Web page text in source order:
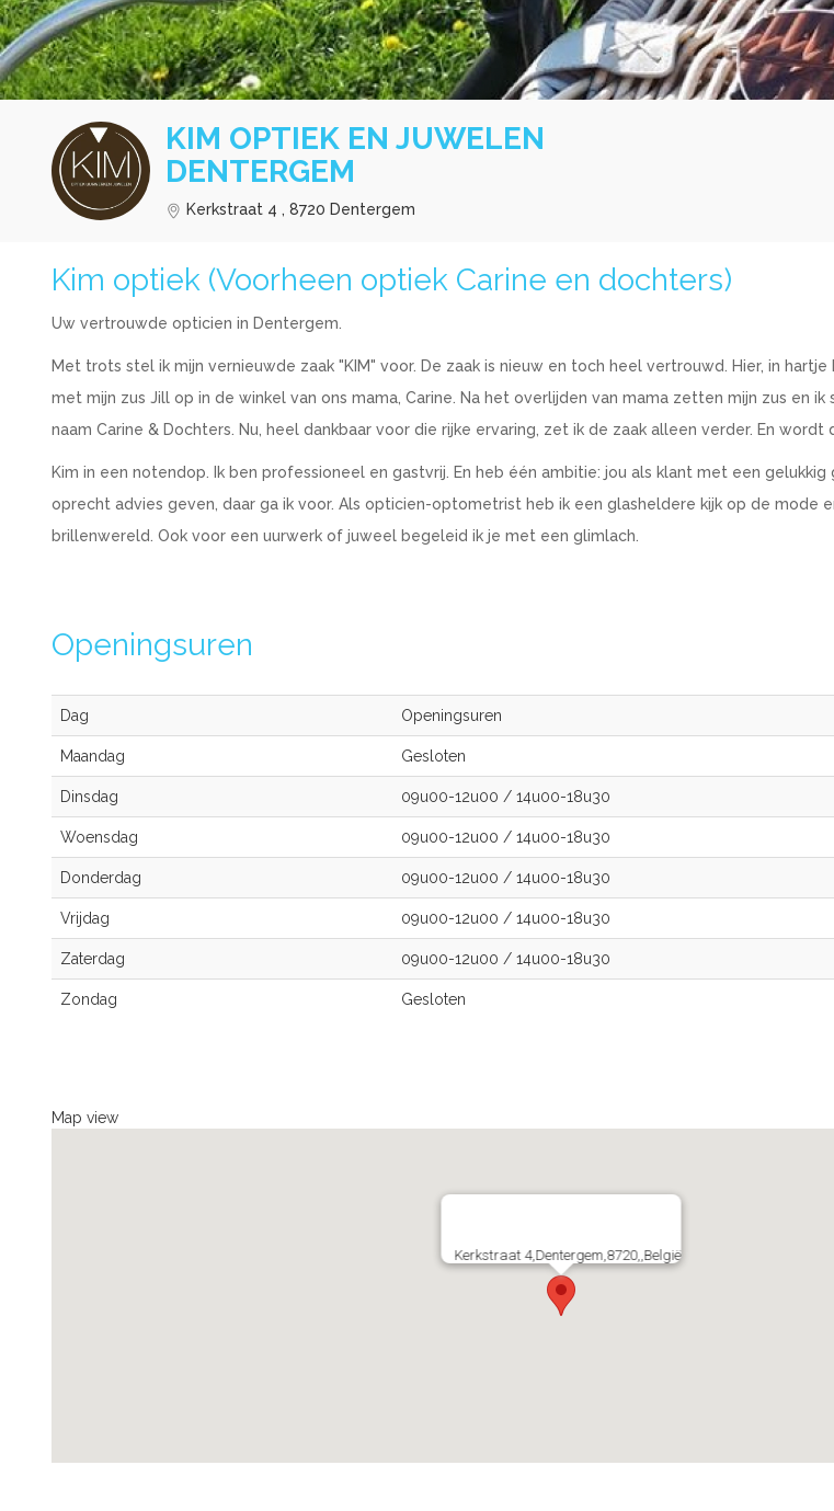
KIM OPTIEK EN JUWELEN
DENTERGEM
Kerkstraat 4 , 8720 Dentergem
Kim optiek (Voorheen optiek Carine en dochters)
Uw vertrouwde opticien in Dentergem.
Met trots stel ik mijn vernieuwde zaak "KIM" voor. De zaak is nieuw en toch heel vertrouwd. Hier, in
met mijn zus Jill op in de winkel van ons mama, Carine. Na het overlijden van mama zetten mijn zus en
naam Carine & Dochters. Nu, heel dankbaar voor die rijke ervaring, zet ik de zaak alleen verder. En wordt
Kim in een notendop. Ik ben professioneel en gastvrij. En heb één ambitie: jou als klant met een gelukkig
oprecht advies geven, daar ga ik voor. Als opticien-optometrist heb ik een glasheldere kijk op de mode
brillenwereld. Ook voor een uurwerk of juweel begeleid ik je met een glimlach.
Openingsuren
Dag Openingsuren
Maandag Gesloten
Dinsdag 09u00-12u00 / 14u00-18u30
Woensdag 09u00-12u00 / 14u00-18u30
Donderdag 09u00-12u00 / 14u00-18u30
Vrijdag 09u00-12u00 / 14u00-18u30
Zaterdag 09u00-12u00 / 14u00-18u30
Zondag Gesloten
Map view
Kerkstraat 4,Dentergem,8720,,België